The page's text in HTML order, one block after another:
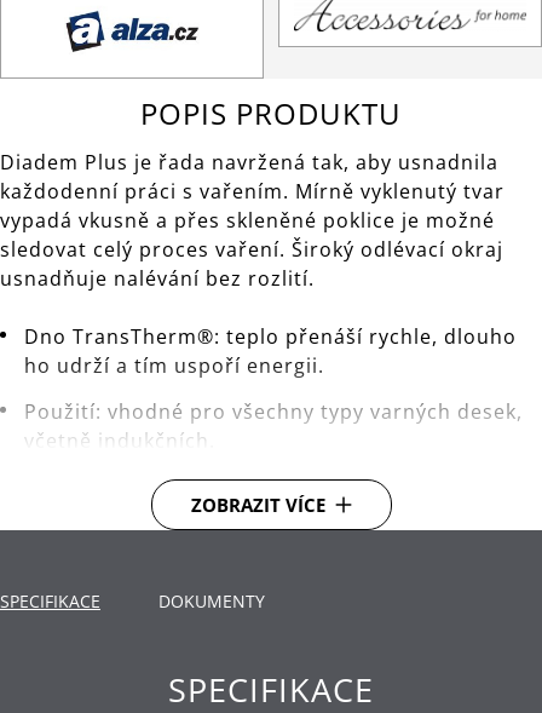
POPIS PRODUKTU
Diadem Plus je řada navržená tak, aby usnadnila
každodenní práci s vařením. Mírně vyklenutý tvar
vypadá vkusně a přes skleněné poklice je možné
sledovat celý proces vaření. Široký odlévací okraj
usnadňuje nalévání bez rozlití.
Dno TransTherm®: teplo přenáší rychle, dlouho
ho udrží a tím uspoří energii.
Použití: vhodné pro všechny typy varných desek,
včetně indukčních.
Materiál: nerezová ocel Cromargan®, která je
rozměrově stabilní, vhodná pro mytí v myčce,
ZOBRAZIT VÍCE
SPECIFIKACE DOKUMENTY
SPECIFIKACE